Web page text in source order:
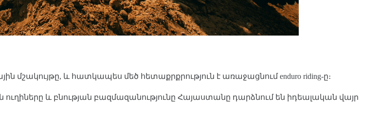
և հատկապես մեծ հետաքրքրություն է առաջացնում enduro riding-ը։
և բնության բազմազանությունը Հայաստանը դարձնում են իդեալական վայր